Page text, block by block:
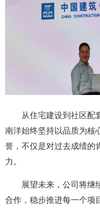
从住宅建设到社区配套
南洋始终坚持以品质为核
誉，不仅是对过去成绩的
力。
展望未来，公司将继续
合作，稳步推进每一个项